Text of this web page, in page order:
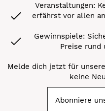
Veranstaltungen:
erfährst vor allen
Gewinnspiele:
Preise rund
Melde dich jetzt für
keine
Abonniere